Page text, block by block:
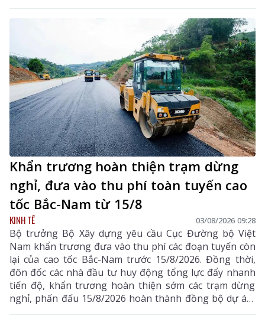
Khẩn trương hoàn thiện trạm dừng
nghỉ, đưa vào thu phí toàn tuyến cao
tốc Bắc-Nam từ 15/8
KINH TẾ 03/08/2026 09:28
Bộ trưởng Bộ Xây dựng yêu cầu Cục Đường bộ Việt
Nam khẩn trương đưa vào thu phí các đoạn tuyến còn
lại của cao tốc Bắc-Nam trước 15/8/2026. Đồng thời,
đôn đốc các nhà đầu tư huy động tổng lực đẩy nhanh
tiến độ, khẩn trương hoàn thiện sớm các trạm dừng
nghỉ, phấn đấu 15/8/2026 hoàn thành đồng bộ dự án,
triển khai thu phí các tuyến cao tốc